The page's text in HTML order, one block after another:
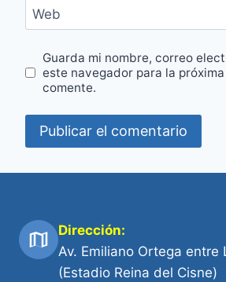
Web
Guarda mi nombre, correo
este navegador para la
comente.
Dirección:
Av. Emiliano Ortega entre
(Estadio Reina del Cisne)